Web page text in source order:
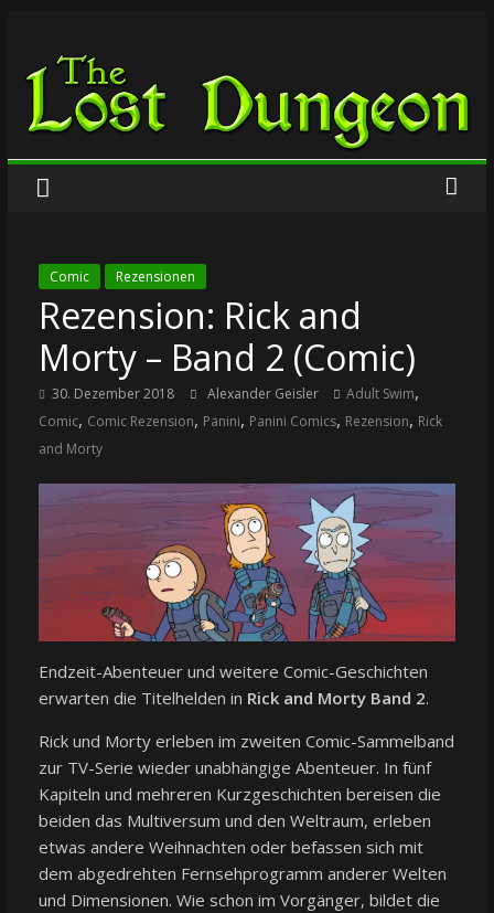
springen
The
Lost
Dungeon
Comic Rezensionen
Rezension: Rick and
Morty – Band 2 (Comic)
30. Dezember 2018 Alexander Geisler Adult Swim,
Comic, Comic Rezension, Panini, Panini Comics, Rezension, Rick
and Morty
Endzeit-Abenteuer und weitere Comic-Geschichten
erwarten die Titelhelden in Rick and Morty Band 2.
Rick und Morty erleben im zweiten Comic-Sammelband
zur TV-Serie wieder unabhängige Abenteuer. In fünf
Kapiteln und mehreren Kurzgeschichten bereisen die
beiden das Multiversum und den Weltraum, erleben
etwas andere Weihnachten oder befassen sich mit
dem abgedrehten Fernsehprogramm anderer Welten
und Dimensionen. Wie schon im Vorgänger, bildet die